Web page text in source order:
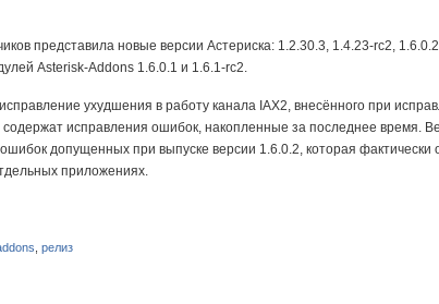
представила новые версии Астериска: 1.2.30.3, 1.4.23-rc2,
Asterisk-Addons 1.6.0.1 и 1.6.1-rc2.
ухудшения в работу канала IAX2, внесённого при
исправления ошибок, накопленные за последнее время.
допущенных при выпуске версии 1.6.0.2, которая фактически
приложениях.
релиз